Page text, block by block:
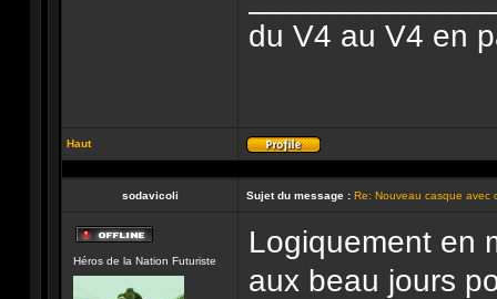
du V4 au V4 en
Haut
Profil
sodavicoli Sujet du message : Re: Nouveau casque avec
ligne
Héros de la Nation Futuriste
Logiquement en
aux beau jours